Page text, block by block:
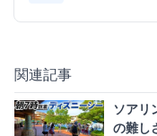
関連記事
ソアリ
の難し